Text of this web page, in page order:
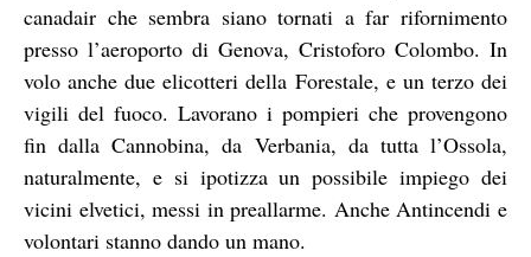
canadair che sembra siano tornati a far rifornimento
presso l’aeroporto di Genova, Cristoforo Colombo. In
volo anche due elicotteri della Forestale, e un terzo dei
vigili del fuoco. Lavorano i pompieri che provengono
fin dalla Cannobina, da Verbania, da tutta l’Ossola,
naturalmente, e si ipotizza un possibile impiego dei
vicini elvetici, messi in preallarme. Anche Antincendi e
volontari stanno dando un mano.